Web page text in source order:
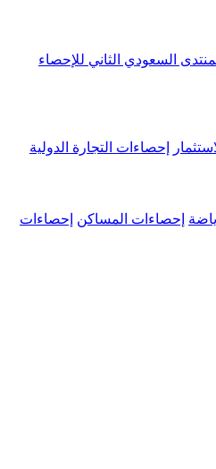
السعودي الثاني للإحصاء
إحصاءات التجارة الدولية
إحصاءات المساكن إحصاءات